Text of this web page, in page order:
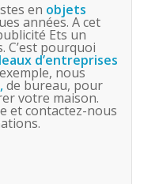
en objets
années. A cet
Ets un
pourquoi
d’entreprises
nous
de bureau, pour
votre maison.
et contactez-nous